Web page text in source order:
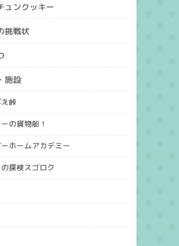
ュンクッキー
挑戦状
施設
峠
の貨物船！
ホームアカデミー
探検スゴロク